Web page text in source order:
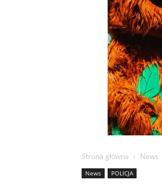
Strona główna News
News POLICJA